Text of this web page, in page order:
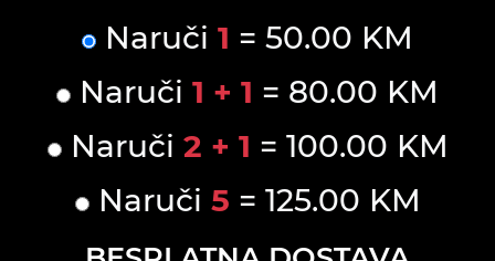
Naruči 1 = 50.00 KM
Naruči 1 + 1 = 80.00 KM
Naruči 2 + 1 = 100.00 KM
Naruči 5 = 125.00 KM